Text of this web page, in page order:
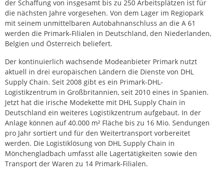
der Schaffung von insgesamt bis zu 250 Arbeitsplätzen ist für
die nächsten Jahre vorgesehen. Von dem Lager im Regiopark
mit seinem unmittelbaren Autobahnanschluss an die A 61
werden die Primark-Filialen in Deutschland, den Niederlanden,
Belgien und Österreich beliefert.
Der kontinuierlich wachsende Modeanbieter Primark nutzt
aktuell in drei europäischen Ländern die Dienste von DHL
Supply Chain. Seit 2008 gibt es ein Primark-DHL-
Logistikzentrum in Großbritannien, seit 2010 eines in Spanien.
Jetzt hat die irische Modekette mit DHL Supply Chain in
Deutschland ein weiteres Logistikzentrum aufgebaut. In der
Anlage können auf 40.000 m² Fläche bis zu 16 Mio. Sendungen
pro Jahr sortiert und für den Weitertransport vorbereitet
werden. Die Logistiklösung von DHL Supply Chain in
Mönchengladbach umfasst alle Lagertätigkeiten sowie den
Transport der Waren zu 14 Primark-Filialen.